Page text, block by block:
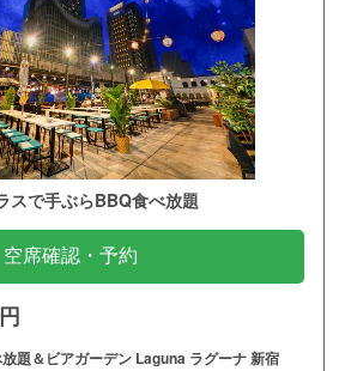
スで手ぶらBBQ食べ放題
空席確認・予約
題＆ビアガーデン Laguna ラグーナ 新宿